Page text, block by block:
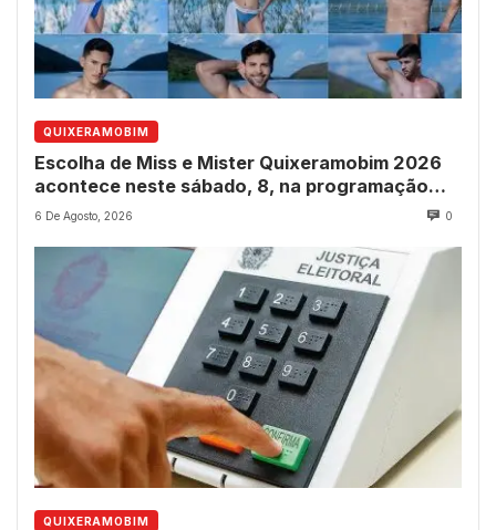
QUIXERAMOBIM
Escolha de Miss e Mister Quixeramobim 2026
acontece neste sábado, 8, na programação
dos 237 anos do município
6 De Agosto, 2026 0
QUIXERAMOBIM